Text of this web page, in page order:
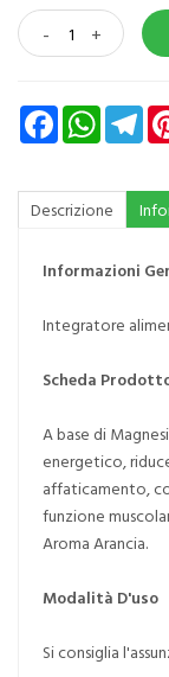
- +
FacebookWhatsApp
Descrizione
Informazioni
Integratore
Scheda
A base di
energetico,
affaticamento,
funzione
Aroma Arancia.
Modalità D'uso
Si consiglia